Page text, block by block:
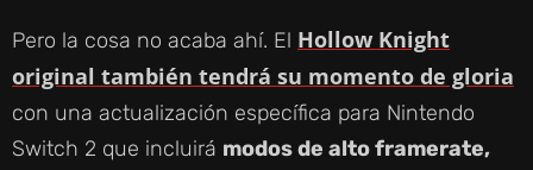
Pero la cosa no acaba ahí. El Hollow Knight
original también tendrá su momento de gloria
con una actualización específica para Nintendo
Switch 2 que incluirá modos de alto framerate,